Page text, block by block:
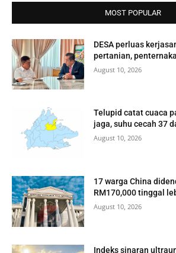
MOST POPULAR
DESA perluas
pertanian,
August 10, 2026
Telupid catat cuaca
jaga, suhu cecah 37
August 10, 2026
17 warga China
RM170,000 tinggal
August 10, 2026
Indeks sinaran